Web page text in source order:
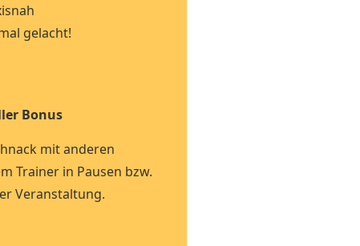
gelacht!
Bonus
mit anderen
Trainer in Pausen bzw.
Veranstaltung.